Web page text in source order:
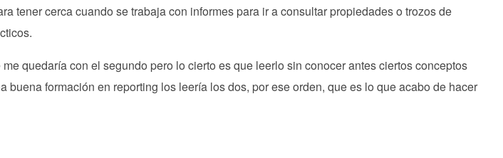
tener cerca cuando se trabaja con informes para ir a consultar propiedades o trozos de
quedaría con el segundo pero lo cierto es que leerlo sin conocer antes ciertos conceptos
buena formación en reporting los leería los dos, por ese orden, que es lo que acabo de hacer